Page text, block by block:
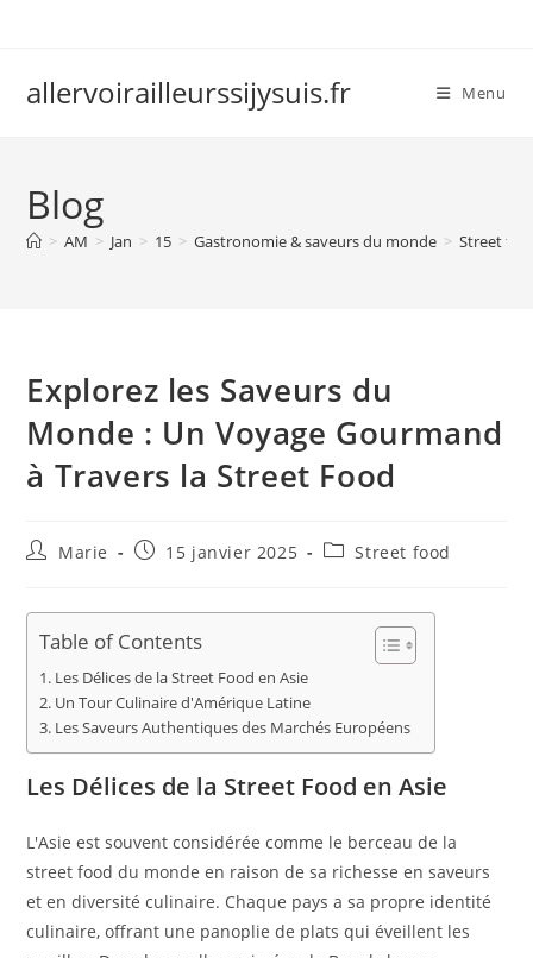
allervoirailleurssijysuis.fr Menu
Blog
> AM > Jan > 15 > Gastronomie & saveurs du monde > Street
Explorez les Saveurs du
Monde : Un Voyage Gourmand
à Travers la Street Food
Auteur/autrice
publication :
Marie
Publication
15 janvier 2025
PostStreet food
Table of Contents
Les Délices de la Street Food en Asie
Un Tour Culinaire d'Amérique Latine
Les Saveurs Authentiques des Marchés Européens
Les Délices de la Street Food en Asie
L'Asie est souvent considérée comme le berceau de la
street food du monde en raison de sa richesse en saveurs
et en diversité culinaire. Chaque pays a sa propre identité
culinaire, offrant une panoplie de plats qui éveillent les